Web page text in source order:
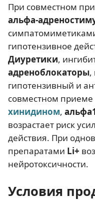
При совместном
альфа-
гипотензивное
Диуретики,
адреноблокаторы,
гипотензивный и
совместном приеме
хинидином,
возрастает риск
действия. При
препаратами Li+
нейротоксичности.
Условия